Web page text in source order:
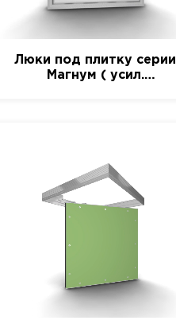
Люки под плитку серии
Магнум ( усил.